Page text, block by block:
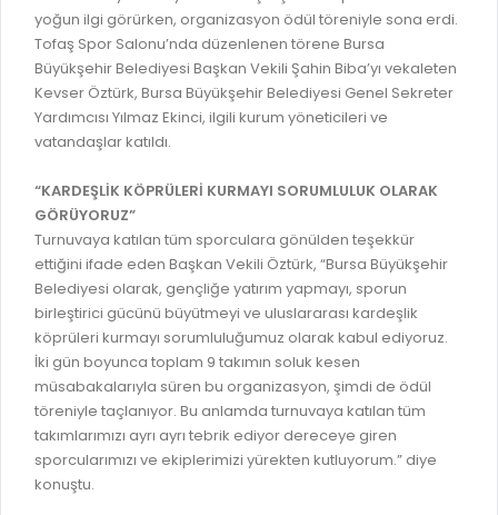
UKOME TOPLANTILARI
FOTOĞRAF GALERİSİ
BURSA GÜNLÜĞÜ DERGİSİ
AYKOME KARARLARI
BURSA YAYINLARI
YÖNETİM SİSTEMLERİ
VİZYON & MİSYON
POLİTİKALARIMIZ
ENTEGRE YÖNETIM SISTEMI
KALITE BELGELERIMIZ
KVKK AYDINLATMA METNI
YÖNETMELIKLER / YÖNERGELER
MEZARLIK BİLGİ SİSTEMİ
GENEL EVRAK KAYIT
LOKMA DAĞITIM İZNİ BAŞVURUSU
BAĞLANTILAR
WEB - MOBIL UYGULAMALARIMIZ
KURUM İÇİ UYGULAMALAR
E-DEVLET KAPISI
NÖBETÇİ ECZANELER
HAL FİYATLARI
SANAL TURLAR
KURUMLAR
RUHSATLI HAFRİYAT ALANLARI
yoğun ilgi görürken, organizasyon ödül töreniyle sona erdi.
Tofaş Spor Salonu’nda düzenlenen törene Bursa
Büyükşehir Belediyesi Başkan Vekili Şahin Biba’yı vekaleten
Kevser Öztürk, Bursa Büyükşehir Belediyesi Genel Sekreter
Yardımcısı Yılmaz Ekinci, ilgili kurum yöneticileri ve
vatandaşlar katıldı.
“KARDEŞLİK KÖPRÜLERİ KURMAYI SORUMLULUK OLARAK
GÖRÜYORUZ”
Turnuvaya katılan tüm sporculara gönülden teşekkür
ettiğini ifade eden Başkan Vekili Öztürk, “Bursa Büyükşehir
Belediyesi olarak, gençliğe yatırım yapmayı, sporun
birleştirici gücünü büyütmeyi ve uluslararası kardeşlik
köprüleri kurmayı sorumluluğumuz olarak kabul ediyoruz.
İki gün boyunca toplam 9 takımın soluk kesen
müsabakalarıyla süren bu organizasyon, şimdi de ödül
töreniyle taçlanıyor. Bu anlamda turnuvaya katılan tüm
takımlarımızı ayrı ayrı tebrik ediyor dereceye giren
sporcularımızı ve ekiplerimizi yürekten kutluyorum.” diye
konuştu.